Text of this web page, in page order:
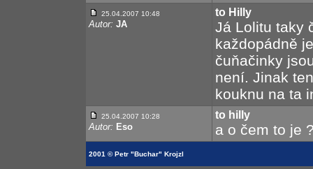
25.04.2007 10:48
Autor: JA
to Hilly
Já Lolitu taky
každopádně
čuňačinky
není. Jinak
kouknu na ta
25.04.2007 10:28
Autor: Eso
to hilly
a o čem to je
2001 © Petr "Buchar" Krojzl